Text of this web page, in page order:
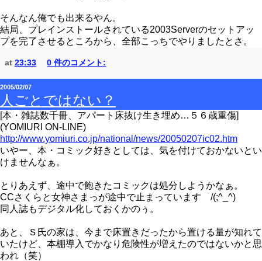
そんなん俺でも出来るやん。
結局、プレインストールされている2003Serverのセットアッ
プを完了させるところから、全部こっちでやりましたとさ。
at 23:33 0 件のコメント:
2005/02/07
人ごとではない？
[本・雑誌数千冊、アパート床抜け生き埋め…５６歳重傷]
(YOMIURI ON-LINE)
http://www.yomiuri.co.jp/national/news/20050207ic02.htm
いやー、本・コミック好きとしては、気を付けておかないとい
けませんなぁ。
とりあえず、途中で飽きたコミックは処分しようかなぁ。
CCさくらと女神さまっが途中で止まっています /(;^_^)
同人誌もデジタル化しておくかのぅ。
あと、Ｓ氏の家は、今まで床置きだったから置ける量が知れて
いたけど、本棚導入でかなり危険性が増えたのではないかと思
われ（笑）